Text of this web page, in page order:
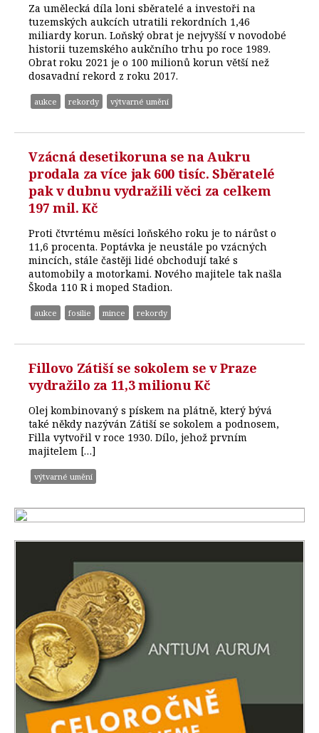
Za umělecká díla loni sběratelé a investoři na
tuzemských aukcích utratili rekordních 1,46
miliardy korun. Loňský obrat je nejvyšší v novodobé
historii tuzemského aukčního trhu po roce 1989.
Obrat roku 2021 je o 100 milionů korun větší než
dosavadní rekord z roku 2017.
aukce rekordy výtvarné umění
Vzácná desetikoruna se na Aukru
prodala za více jak 600 tisíc. Sběratelé
pak v dubnu vydražili věci za celkem
197 mil. Kč
Proti čtvrtému měsíci loňského roku je to nárůst o
11,6 procenta. Poptávka je neustále po vzácných
mincích, stále častěji lidé obchodují také s
automobily a motorkami. Nového majitele tak našla
Škoda 110 R i moped Stadion.
aukce fosilie mince rekordy
Fillovo Zátiší se sokolem se v Praze
vydražilo za 11,3 milionu Kč
Olej kombinovaný s pískem na plátně, který bývá
také někdy nazýván Zátiší se sokolem a podnosem,
Filla vytvořil v roce 1930. Dílo, jehož prvním
majitelem […]
výtvarné umění